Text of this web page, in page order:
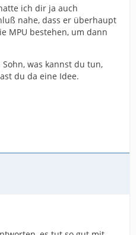
ich dir ja auch
nahe, dass er überhaupt
MPU bestehen, um dann
was kannst du tun,
du da eine Idee.